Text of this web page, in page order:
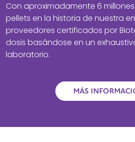
Con aproximadamente 6
pellets en la historia de nuestra
proveedores certificados por
dosis basándose en un
laboratorio.
MÁS